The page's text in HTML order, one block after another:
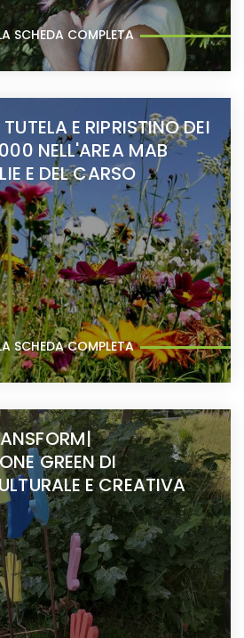
SCHEDA COMPLETA
E RIPRISTINO DEI
NELL'AREA MAB
E DEL CARSO
SCHEDA COMPLETA
GREEN DI
E CREATIVA